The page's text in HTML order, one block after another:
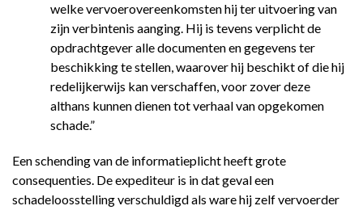
welke vervoerovereenkomsten hij ter uitvoering van
zijn verbintenis aanging. Hij is tevens verplicht de
opdrachtgever alle documenten en gegevens ter
beschikking te stellen, waarover hij beschikt of die hij
redelijkerwijs kan verschaffen, voor zover deze
althans kunnen dienen tot verhaal van opgekomen
schade.”
Een schending van de informatieplicht heeft grote
consequenties. De expediteur is in dat geval een
schadeloosstelling verschuldigd als ware hij zelf vervoerder